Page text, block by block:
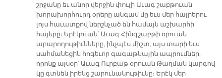
շրջանը եւ անոր վերջին փուլի Աւագ շաբթուան
խորախորհուրդ օրերը անգամ մը եւս մեր հայրերու
լոյս հաւատքով ներշնչած են համայն աշխարհի
հայերը։ Երէկուան՝ Աւագ Հինգշաբթի օրուան
արարողութիւնները, ինչպէս միշտ, այս տարի եւս
սահմանեցին հոգեւոր գագաթնային ապրումներ,
որոնք այսօր՝ Աւագ Ուրբաթ օրուան Թաղման կարգով
կը գտնեն իրենց շարունակութիւնը։ Երէկ մեր